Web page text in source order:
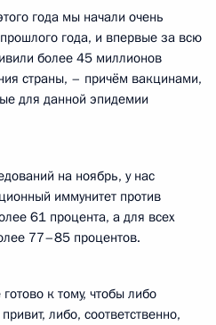
года мы начали очень
года, и впервые за всю
более 45 миллионов
страны, – причём вакцинами,
для данной эпидемии
на ноябрь, у нас
иммунитет против
61 процента, а для всех
77–85 процентов.
к тому, чтобы либо
либо, соответственно,